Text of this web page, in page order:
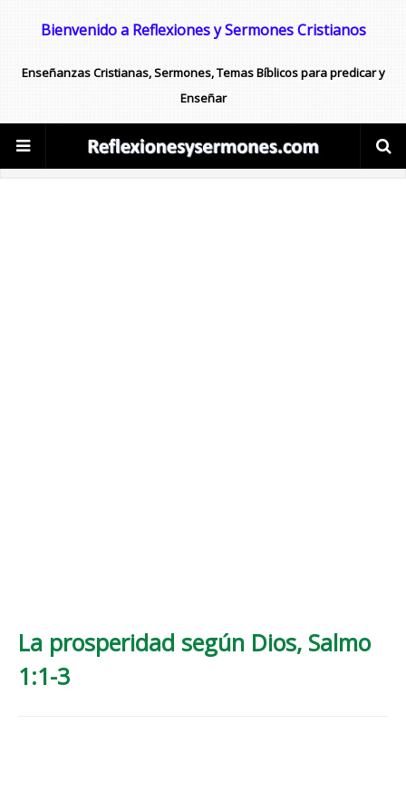
Bienvenido a Reflexiones y Sermones Cristianos
Enseñanzas Cristianas, Sermones, Temas Bíblicos para predicar y
Enseñar
La prosperidad según Dios, Salmo
1:1-3